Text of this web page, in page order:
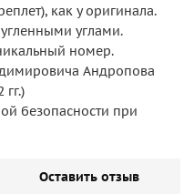
как у оригинала.
углами.
номер.
Андропова
безопасности при
Оставить отзыв